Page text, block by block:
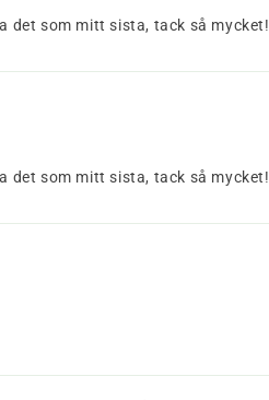
det som mitt sista, tack så mycket!
det som mitt sista, tack så mycket!